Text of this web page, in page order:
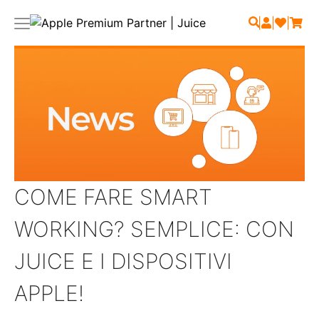
| | |
COME FARE SMART
WORKING? SEMPLICE: CON
JUICE E I DISPOSITIVI
APPLE!